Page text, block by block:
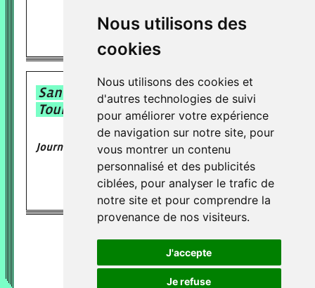
Nous utilisons des
cookies
Nous utilisons des cookies et
d'autres technologies de suivi
pour améliorer votre expérience
de navigation sur notre site, pour
vous montrer un contenu
personnalisé et des publicités
ciblées, pour analyser le trafic de
notre site et pour comprendre la
provenance de nos visiteurs.
J'accepte
Je refuse
Sandrine
Tournigand
Journaliste Free-lance